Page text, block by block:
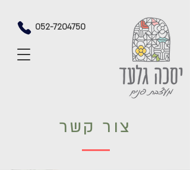
052-7204750
צור קשר